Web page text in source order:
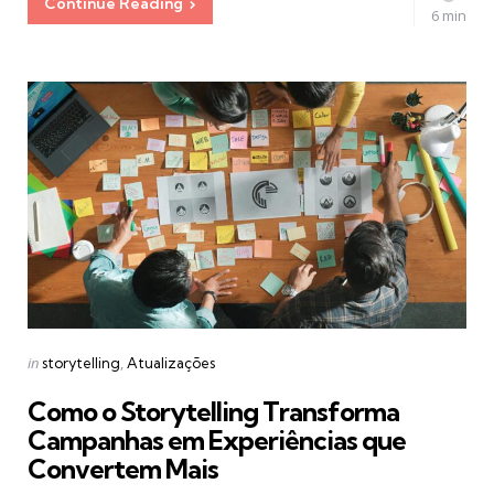
6 min
Categories
Posted
instorytelling Atualizações
Como o Storytelling Transforma
Campanhas em Experiências que
Convertem Mais